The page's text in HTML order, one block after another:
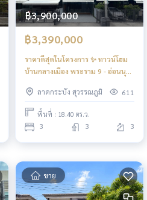
฿3,900,000
฿3,390,000
ราคาดีสุดในโครงการ ✨ ทาวน์โฮม
บ้านกลางเมือง พระราม 9 - อ่อนนุช
Muang Rama 9 - Onnut /
Townhome 3 Bedrooms (FOR
SALE) FON159
ลาดกระบัง สุวรรณภูมิ 611
พื้นที่ : 18.40 ตร.ว.
3 3 3
ขาย